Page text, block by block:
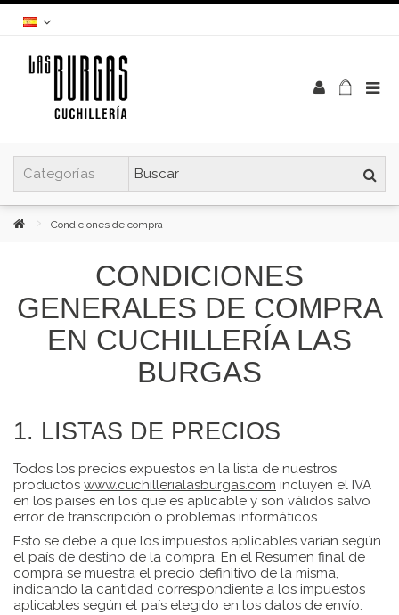
Condiciones de compra
CONDICIONES
GENERALES DE COMPRA
EN CUCHILLERÍA LAS
BURGAS
1. LISTAS DE PRECIOS
Todos los precios expuestos en la lista de nuestros
productos www.cuchillerialasburgas.com incluyen el IVA
en los paises en los que es aplicable y son válidos salvo
error de transcripción o problemas informáticos.
Esto se debe a que los impuestos aplicables varían según
el país de destino de la compra. En el Resumen final de
compra se muestra el precio definitivo de la misma,
indicando la cantidad correspondiente a los impuestos
aplicables según el país elegido en los datos de envío.